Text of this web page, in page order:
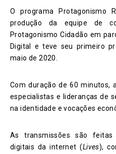
O programa Protagonismo
produção da equipe de
Protagonismo Cidadão em
Digital e teve seu primeiro
maio de 2020.
Com duração de 60 minutos,
especialistas e lideranças de
na identidade e vocações
As transmissões são
digitais da internet (Lives),